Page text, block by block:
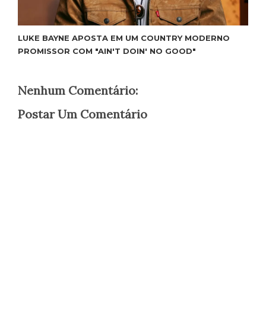
LUKE BAYNE APOSTA EM UM COUNTRY MODERNO
PROMISSOR COM "AIN'T DOIN' NO GOOD"
Nenhum Comentário:
Postar Um Comentário